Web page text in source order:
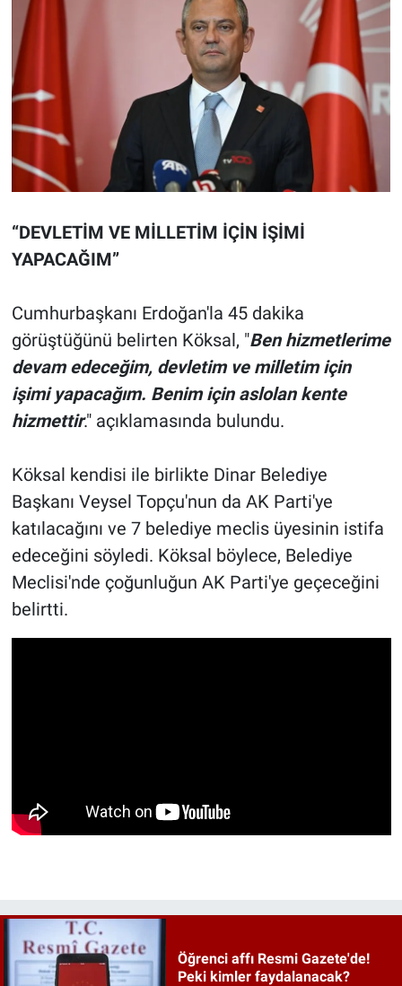
“DEVLETİM VE MİLLETİM İÇİN İŞİMİ
YAPACAĞIM”
Cumhurbaşkanı Erdoğan'la 45 dakika
görüştüğünü belirten Köksal, "Ben hizmetlerime
devam edeceğim, devletim ve milletim için
işimi yapacağım. Benim için aslolan kente
hizmettir." açıklamasında bulundu.
Köksal kendisi ile birlikte Dinar Belediye
Başkanı Veysel Topçu'nun da AK Parti'ye
katılacağını ve 7 belediye meclis üyesinin istifa
edeceğini söyledi. Köksal böylece, Belediye
Meclisi'nde çoğunluğun AK Parti'ye geçeceğini
belirtti.
Öğrenci affı Resmi Gazete'de!
Peki kimler faydalanacak?